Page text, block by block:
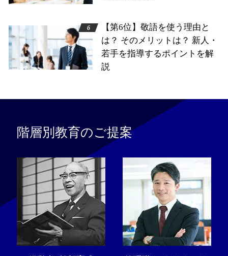
【第6位】敬語を使う理由と
は？ そのメリットは？ 新人・
若手を指導するポイントを解
説
階層別教育のご提案